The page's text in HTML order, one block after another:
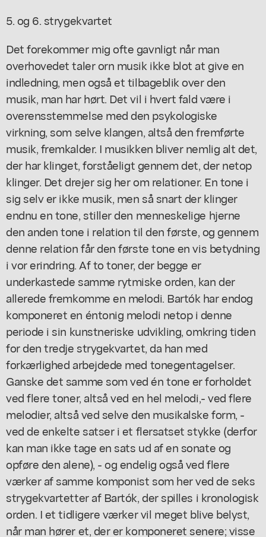
5. og 6. strygekvartet
Det forekommer mig ofte gavnligt når man
overhovedet taler orn musik ikke blot at give en
indledning, men også et tilbageblik over den
musik, man har hørt. Det vil i hvert fald være i
overensstemmelse med den psykologiske
virkning, som selve klangen, altså den fremførte
musik, fremkalder. I musikken bliver nemlig alt det,
der har klinget, forståeligt gennem det, der netop
klinger. Det drejer sig her om relationer. En tone i
sig selv er ikke musik, men så snart der klinger
endnu en tone, stiller den menneskelige hjerne
den anden tone i relation til den første, og gennem
denne relation får den første tone en vis betydning
i vor erindring. Af to toner, der begge er
underkastede samme rytmiske orden, kan der
allerede fremkomme en melodi. Bartók har endog
komponeret en éntonig melodi netop i denne
periode i sin kunstneriske udvikling, omkring tiden
for den tredje strygekvartet, da han med
forkærlighed arbejdede med tonegentagelser.
Ganske det samme som ved én tone er forholdet
ved flere toner, altså ved en hel melodi,- ved flere
melodier, altså ved selve den musikalske form, -
ved de enkelte satser i et flersatset stykke (derfor
kan man ikke tage en sats ud af en sonate og
opføre den alene), - og endelig også ved flere
værker af samme komponist som her ved de seks
strygekvartetter af Bartók, der spilles i kronologisk
orden. I et tidligere værker vil meget blive belyst,
når man hører et, der er komponeret senere; visse